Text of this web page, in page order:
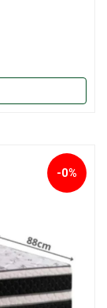
-0%